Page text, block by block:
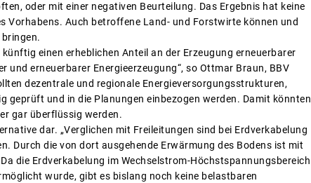
oder mit einer negativen Beurteilung. Das Ergebnis hat keine
Auch betroffene Land- und Forstwirte können und
einen erheblichen Anteil an der Erzeugung erneuerbarer
und erneuerbarer Energieerzeugung“, so Ottmar Braun, BBV
dezentrale und regionale Energieversorgungsstrukturen,
und in die Planungen einbezogen werden. Damit könnten
gar überflüssig werden.
dar. „Verglichen mit Freileitungen sind bei Erdverkabelung
Durch die von dort ausgehende Erwärmung des Bodens ist mit
die Erdverkabelung im Wechselstrom-Höchstspannungsbereich
wurde, gibt es bislang noch keine belastbaren